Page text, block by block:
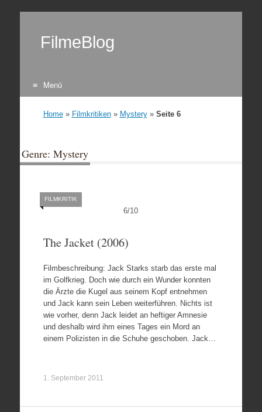
FilmeBlog
Menü
Home» Filmkritiken» Mystery» Seite 6
Genre: Mystery
6/10
FILMKRITIK
The Jacket (2006)
Filmbeschreibung: Jack Starks starb das erste mal
im Golfkrieg. Doch wie durch ein Wunder konnten
die Ärzte die Kugel aus seinem Kopf entnehmen
und Jack kann sein Leben weiterführen. Nichts ist
wie vorher, denn Jack leidet an heftiger Amnesie
und deshalb wird ihm eines Tages ein Mord an
einem Polizisten in die Schuhe geschoben. Jack…
1. September 2011